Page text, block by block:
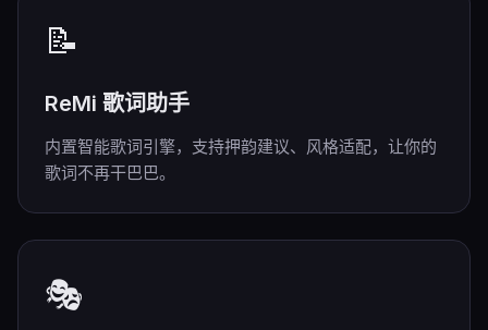
📝
ReMi 歌词助手
内置智能歌词引擎，支持押韵建议、风格适配，让你的
歌词不再干巴巴。
🎭